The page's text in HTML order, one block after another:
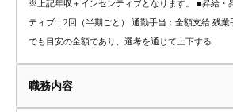
※上記年収＋インセンティブとなります。 ■昇給・
ティブ：2回（半期ごと） 通勤手当：全額支給 残業
でも目安の金額であり、選考を通じて上下する
職務内容